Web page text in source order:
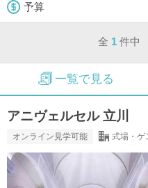
予算
全 1 件中
一覧で見る
アニヴェルセル 立川
オンライン見学可能 式場・ゲ